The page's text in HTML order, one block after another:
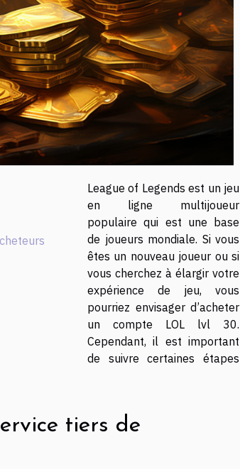
League of Legends est un jeu
en ligne multijoueur
populaire qui est une base
de joueurs mondiale. Si vous
êtes un nouveau joueur ou si
vous cherchez à élargir votre
expérience de jeu, vous
pourriez envisager d’acheter
un compte LOL lvl 30.
Cependant, il est important
de suivre certaines étapes
tiers de